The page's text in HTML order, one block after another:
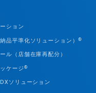
ション
品平準化ソリューション） ®
ル（店舗在庫再配分）
ケージ®
ソリューション